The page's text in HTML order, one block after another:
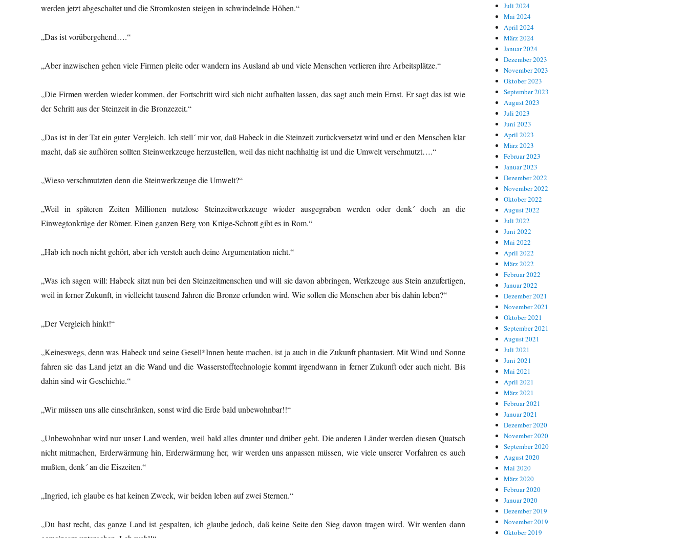
werden jetzt abgeschaltet und die Stromkosten steigen in schwindelnde Höhen.“
„Das ist vorübergehend….“
„Aber inzwischen gehen viele Firmen pleite oder wandern ins Ausland ab und viele Menschen verlieren ihre Arbeitsplätze.“
„Die Firmen werden wieder kommen, der Fortschritt wird sich nicht aufhalten lassen, das sagt auch mein Ernst. Er sagt das ist wie
der Schritt aus der Steinzeit in die Bronzezeit.“
„Das ist in der Tat ein guter Vergleich. Ich stell´ mir vor, daß Habeck in die Steinzeit zurückversetzt wird und er den Menschen klar
macht, daß sie aufhören sollten Steinwerkzeuge herzustellen, weil das nicht nachhaltig ist und die Umwelt verschmutzt….“
„Wieso verschmutzten denn die Steinwerkzeuge die Umwelt?“
„Weil in späteren Zeiten Millionen nutzlose Steinzeitwerkzeuge wieder ausgegraben werden oder denk´ doch an die
Einwegtonkrüge der Römer. Einen ganzen Berg von Krüge-Schrott gibt es in Rom.“
„Hab ich noch nicht gehört, aber ich versteh auch deine Argumentation nicht.“
„Was ich sagen will: Habeck sitzt nun bei den Steinzeitmenschen und will sie davon abbringen, Werkzeuge aus Stein anzufertigen,
weil in ferner Zukunft, in vielleicht tausend Jahren die Bronze erfunden wird. Wie sollen die Menschen aber bis dahin leben?“
„Der Vergleich hinkt!“
„Keineswegs, denn was Habeck und seine Gesell*Innen heute machen, ist ja auch in die Zukunft phantasiert. Mit Wind und Sonne
fahren sie das Land jetzt an die Wand und die Wasserstofftechnologie kommt irgendwann in ferner Zukunft oder auch nicht. Bis
dahin sind wir Geschichte.“
„Wir müssen uns alle einschränken, sonst wird die Erde bald unbewohnbar!!“
„Unbewohnbar wird nur unser Land werden, weil bald alles drunter und drüber geht. Die anderen Länder werden diesen Quatsch
nicht mitmachen, Erderwärmung hin, Erderwärmung her, wir werden uns anpassen müssen, wie viele unserer Vorfahren es auch
mußten, denk´ an die Eiszeiten.“
„Ingried, ich glaube es hat keinen Zweck, wir beiden leben auf zwei Sternen.“
„Du hast recht, das ganze Land ist gespalten, ich glaube jedoch, daß keine Seite den Sieg davon tragen wird. Wir werden dann
Juli 2024
Mai 2024
April 2024
März 2024
Januar 2024
Dezember 2023
November 2023
Oktober 2023
September 2023
August 2023
Juli 2023
Juni 2023
April 2023
März 2023
Februar 2023
Januar 2023
Dezember 2022
November 2022
Oktober 2022
August 2022
Juli 2022
Juni 2022
Mai 2022
April 2022
März 2022
Februar 2022
Januar 2022
Dezember 2021
November 2021
Oktober 2021
September 2021
August 2021
Juli 2021
Juni 2021
Mai 2021
April 2021
März 2021
Februar 2021
Januar 2021
Dezember 2020
November 2020
September 2020
August 2020
Mai 2020
März 2020
Februar 2020
Januar 2020
Dezember 2019
November 2019
Oktober 2019